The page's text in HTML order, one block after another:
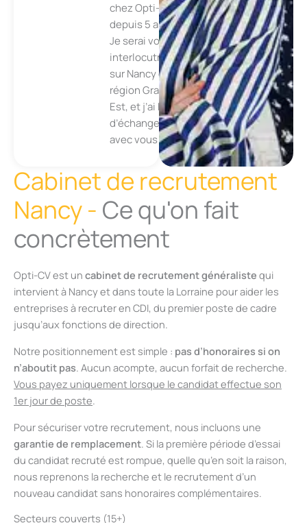
chez Opti-CV
depuis 5 ans.
Je serai votre
interlocutrice
sur Nancy et la
région Grand
Est, et j’ai hâte
d’échanger
avec vous 😊
Cabinet de recrutement
Nancy - Ce qu'on fait
concrètement
Opti-CV est un cabinet de recrutement généraliste qui
intervient à Nancy et dans toute la Lorraine pour aider les
entreprises à recruter en CDI, du premier poste de cadre
jusqu’aux fonctions de direction.
Notre positionnement est simple : pas d’honoraires si on
n’aboutit pas. Aucun acompte, aucun forfait de recherche.
Vous payez uniquement lorsque le candidat effectue son
1er jour de poste.
Pour sécuriser votre recrutement, nous incluons une
garantie de remplacement. Si la première période d’essai
du candidat recruté est rompue, quelle qu’en soit la raison,
nous reprenons la recherche et le recrutement d’un
nouveau candidat sans honoraires complémentaires.
Secteurs couverts (15+)